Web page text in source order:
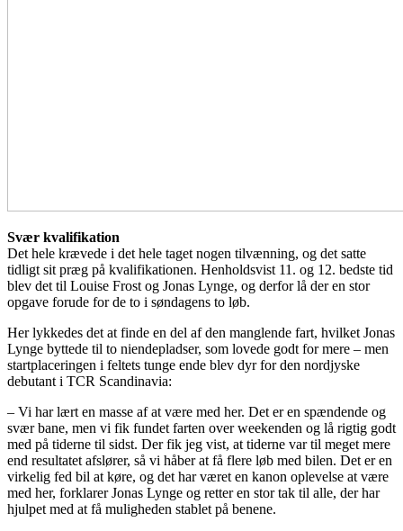
Svær kvalifikation
Det hele krævede i det hele taget nogen tilvænning, og det satte
tidligt sit præg på kvalifikationen. Henholdsvist 11. og 12. bedste tid
blev det til Louise Frost og Jonas Lynge, og derfor lå der en stor
opgave forude for de to i søndagens to løb.
Her lykkedes det at finde en del af den manglende fart, hvilket Jonas
Lynge byttede til to niendepladser, som lovede godt for mere – men
startplaceringen i feltets tunge ende blev dyr for den nordjyske
debutant i TCR Scandinavia:
– Vi har lært en masse af at være med her. Det er en spændende og
svær bane, men vi fik fundet farten over weekenden og lå rigtig godt
med på tiderne til sidst. Der fik jeg vist, at tiderne var til meget mere
end resultatet afslører, så vi håber at få flere løb med bilen. Det er en
virkelig fed bil at køre, og det har været en kanon oplevelse at være
med her, forklarer Jonas Lynge og retter en stor tak til alle, der har
hjulpet med at få muligheden stablet på benene.